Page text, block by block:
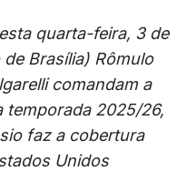
quarta-feira, 3 de
Brasília) Rômulo
comandam a
temporada 2025/26,
faz a cobertura
Unidos